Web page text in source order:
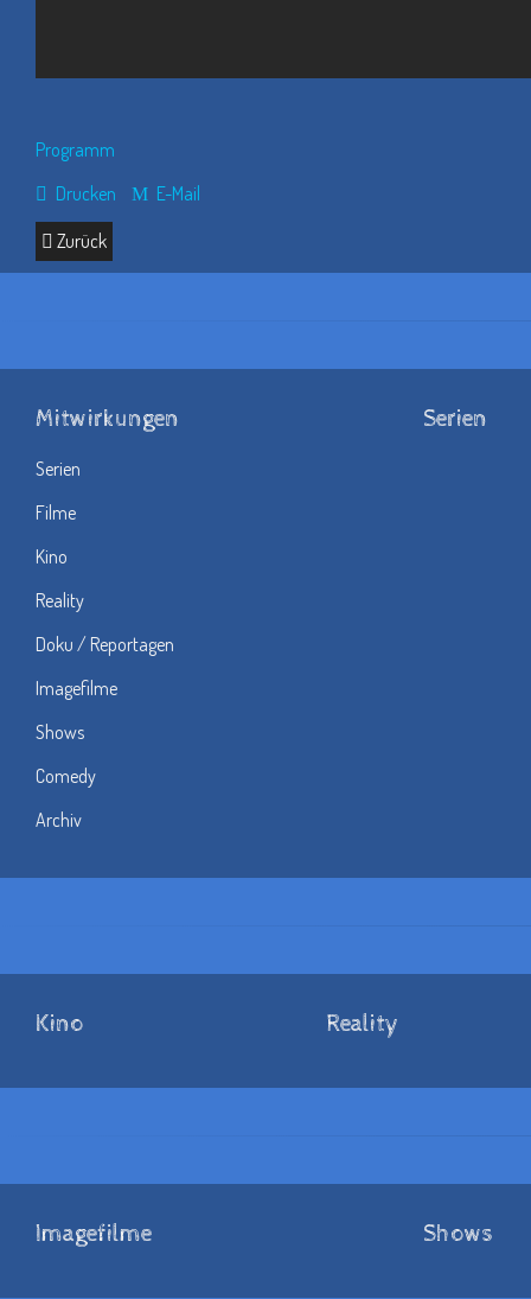
Programm
Drucken
E-Mail
Zurück
Mitwirkungen
Serien
Filme
Kino
Reality
Doku / Reportagen
Imagefilme
Shows
Comedy
Archiv
Serien
Kino Reality
Imagefilme Shows